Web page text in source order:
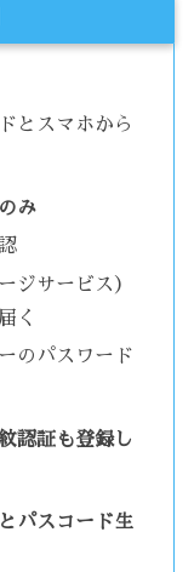
とスマホから
み
ジサービス）
く
のパスワード
認証も登録し
パスコード生